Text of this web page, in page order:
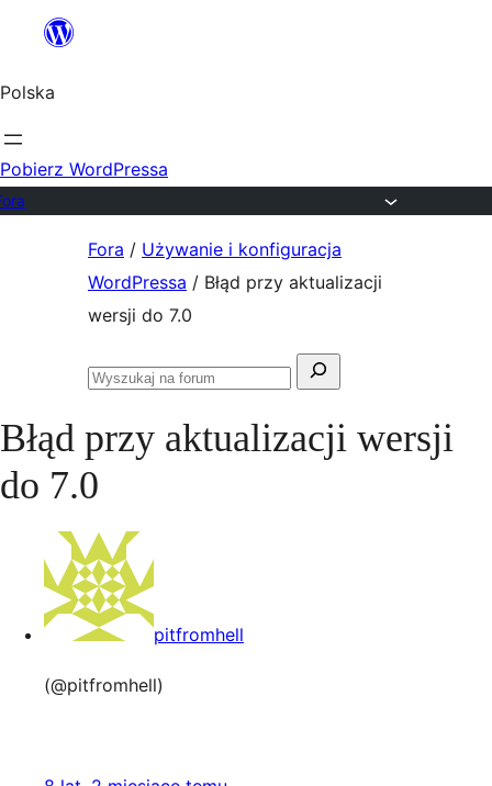
Przejdź
treści
Polska
Pobierz WordPressa
Fora / Używanie i konfiguracja
WordPressa / Błąd przy aktualizacji
wersji do 7.0
Szukaj:
Przeszukaj
Błąd przy aktualizacji wersji
do 7.0
pitfromhell
(@pitfromhell)